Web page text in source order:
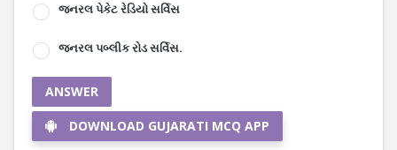
જનરલ પેકેટ રેડિયો સર્વિસ
જનરલ પબ્લીક રોડ સર્વિસ.
ANSWER
DOWNLOAD GUJARATI MCQ APP